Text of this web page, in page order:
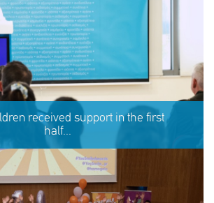
Eva's story
REACT
received support in the first
half...